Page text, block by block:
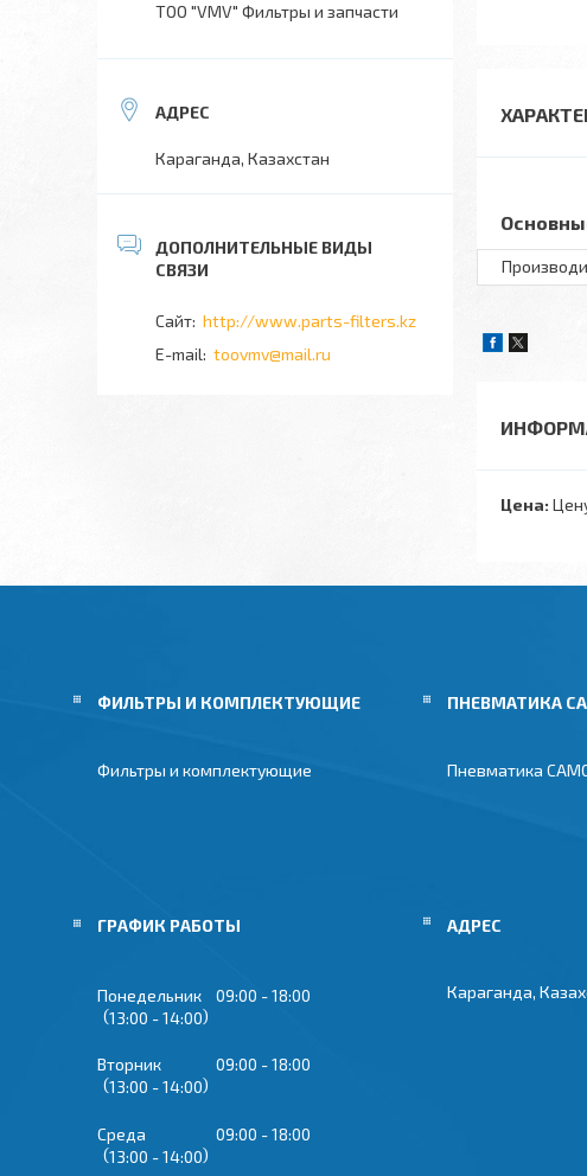
Цена:
ТОО "VMV" Фильтры и запчасти
Караганда, Казахстан
http://www.parts-filters.kz
toovmv@mail.ru
ФИЛЬТРЫ И КОМПЛЕКТУЮЩИЕ
Фильтры и комплектующие
ПНЕВМАТИКА
Пневматика
ГРАФИК РАБОТЫ
Понедельник 09:00
18:00
13:00
14:00
Вторник 09:00
18:00
13:00
14:00
Среда 09:00
18:00
13:00
14:00
Караганда,